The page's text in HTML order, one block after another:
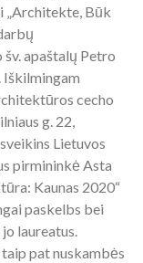
„Architekte, Būk
apaštalų Petro
cecho
g. 22,
Lietuvos
pirmininkė Asta
Kaunas 2020“
paskelbs bei
laureatus.
pat nuskambės